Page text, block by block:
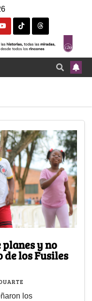
planes y no
de los Fusiles
los